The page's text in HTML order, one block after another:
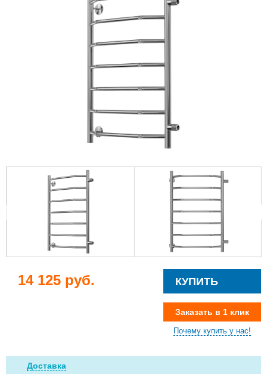
14 125 руб. КУПИТЬ
Заказать в 1 клик
Почему купить у нас!
Доставка